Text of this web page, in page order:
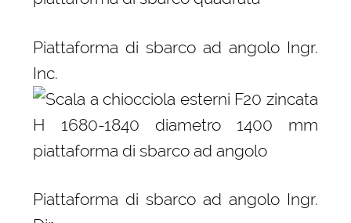
Piattaforma di sbarco ad angolo Ingr.
Inc.
Piattaforma di sbarco ad angolo Ingr.